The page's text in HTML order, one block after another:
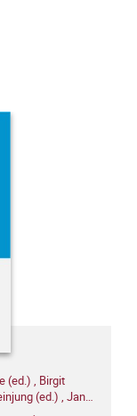
(ed.) , Birgit
(ed.) , Jan
(ed.)